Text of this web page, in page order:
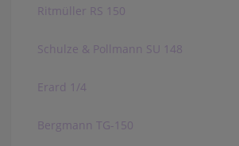
Ritmüller RS 150
Schulze & Pollmann SU 148
Erard 1/4
Bergmann TG-150